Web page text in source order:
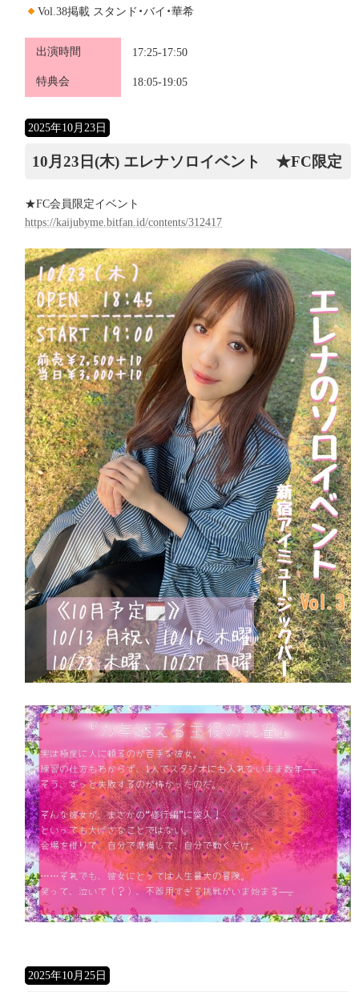
Vol.38掲載 スタンド・バイ・華希
出演時間 17:25-17:50
特典会 18:05-19:05
2025年10月23日
10月23日(木) エレナソロイベント ★FC限定
★FC会員限定イベント
https://kaijubyme.bitfan.id/contents/312417
2025年10月25日